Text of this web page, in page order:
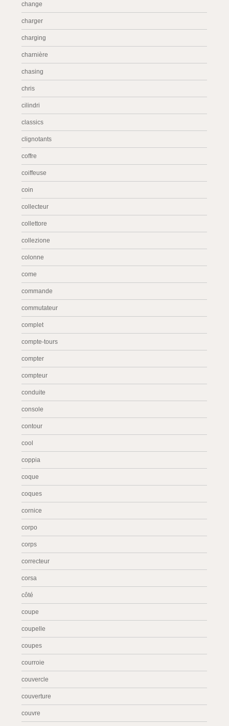
change
charger
charging
charnière
chasing
chris
cilindri
classics
clignotants
coffre
coiffeuse
coin
collecteur
collettore
collezione
colonne
come
commande
commutateur
complet
compte-tours
compter
compteur
conduite
console
contour
cool
coppia
coque
coques
cornice
corpo
corps
correcteur
corsa
côté
coupe
coupelle
coupes
courroie
couvercle
couverture
couvre